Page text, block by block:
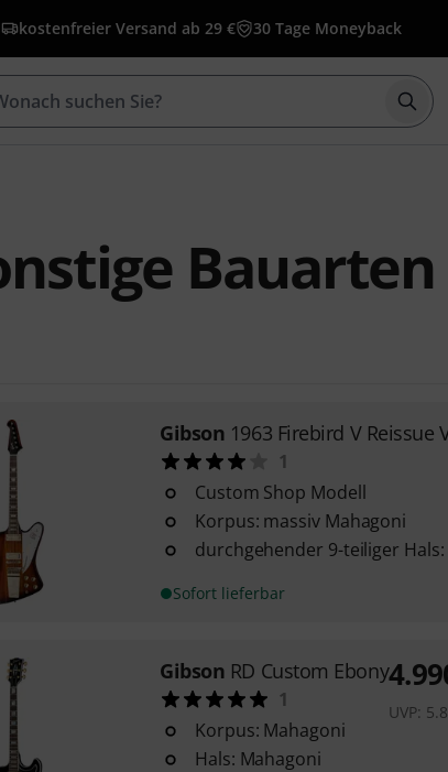
kostenfreier Versand ab 29 € 30 Tage Moneyback
Bauarten
Gibson 1963 Firebird V Reissue
1
Custom Shop Modell
Korpus: massiv Mahagoni
durchgehender 9-teiliger
Sofort lieferbar
Gibson RD Custom Ebony
1
Korpus: Mahagoni
Hals: Mahagoni
UVP: